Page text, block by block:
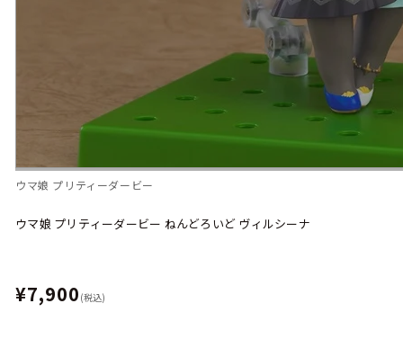
ウマ娘 プリティーダービー
ウマ娘 プリティーダービー ねんどろいど ヴィルシーナ
¥7,900 (税込)